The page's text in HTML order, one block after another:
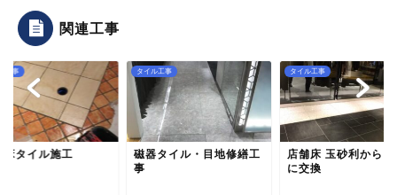
関連工事
工事
床タイル施工
タイル工事
磁器タイル・目地修繕工
事
タイル工事
店舗床 玉砂利からタ
に交換